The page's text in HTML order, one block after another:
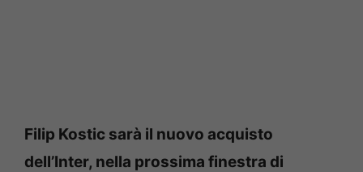
Filip Kostic sarà il nuovo acquisto
dell’Inter, nella prossima finestra di